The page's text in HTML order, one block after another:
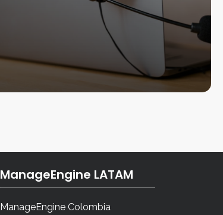
ManageEngine LATAM
ManageEngine Colombia